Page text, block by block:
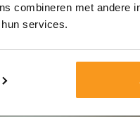
combineren met andere
services.